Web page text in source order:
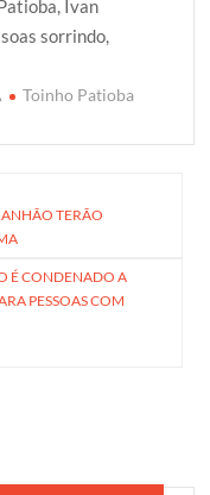
Toinho Patioba
TERÃO
É CONDENADO A
PESSOAS COM